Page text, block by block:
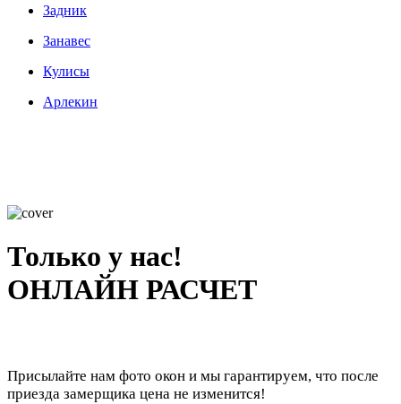
Задник
Занавес
Кулисы
Арлекин
Только у нас!
ОНЛАЙН РАСЧЕТ
Присылайте нам фото окон и мы гарантируем, что после
приезда замерщика цена не изменится!